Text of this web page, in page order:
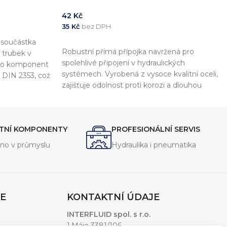
trubek v
komponent
2353, což
42 Kč
35 Kč bez DPH
Robustní přímá přípojka navržená pro
spolehlivé připojení v hydraulických
systémech. Vyrobená z vysoce kvalitní oceli,
zajišťuje odolnost proti korozi a dlouhou
aplikacích, kde je vyžadována maximální
spolehlivost.
KOMPONENTY
v průmyslu
PROFESIONÁLNÍ SERVIS
Hydraulika i pneumatika
KONTAKTNÍ ÚDAJE
INTERFLUID spol. s r.o.